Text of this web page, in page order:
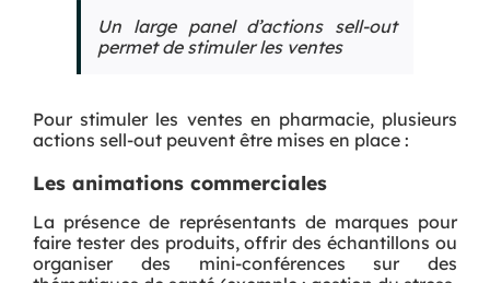
Un large panel d’actions sell-out
permet de stimuler les ventes
Pour stimuler les ventes en pharmacie, plusieurs
actions sell-out peuvent être mises en place :
Les animations commerciales
La présence de représentants de marques pour
faire tester des produits, offrir des échantillons ou
organiser des mini-conférences sur des